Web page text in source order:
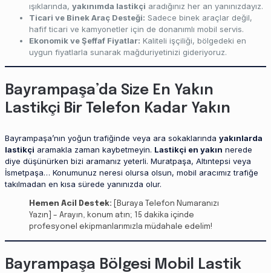
ışıklarında, yakınımda lastikçi aradığınız her an yanınızdayız.
Ticari ve Binek Araç Desteği: Sadece binek araçlar değil,
hafif ticari ve kamyonetler için de donanımlı mobil servis.
Ekonomik ve Şeffaf Fiyatlar: Kaliteli işçiliği, bölgedeki en
uygun fiyatlarla sunarak mağduriyetinizi gideriyoruz.
Bayrampaşa’da Size En Yakın
Lastikçi Bir Telefon Kadar Yakın
Bayrampaşa’nın yoğun trafiğinde veya ara sokaklarında yakınlarda
lastikçi aramakla zaman kaybetmeyin. Lastikçi en yakın nerede
diye düşünürken bizi aramanız yeterli. Muratpaşa, Altıntepsi veya
İsmetpaşa… Konumunuz neresi olursa olsun, mobil aracımız trafiğe
takılmadan en kısa sürede yanınızda olur.
Hemen Acil Destek: [Buraya Telefon Numaranızı
Yazın] – Arayın, konum atın; 15 dakika içinde
profesyonel ekipmanlarımızla müdahale edelim!
Bayrampaşa Bölgesi Mobil Lastik